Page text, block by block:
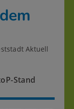
Aktuell
Stand